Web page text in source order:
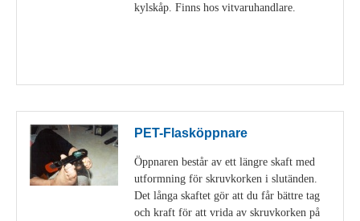
kylskåp. Finns hos vitvaruhandlare.
PET-Flasköppnare
Öppnaren består av ett längre skaft med
utformning för skruvkorken i slutänden.
Det långa skaftet gör att du får bättre tag
och kraft för att vrida av skruvkorken på